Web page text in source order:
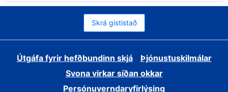
Skrá gististað
Útgáfa fyrir hefðbundinn skjá
Þjónustuskilmálar
Svona virkar síðan okkar
Persónuverndaryfirlýsing